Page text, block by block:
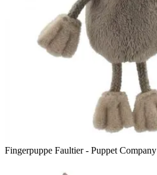
Fingerpuppe Faultier - Puppet Company